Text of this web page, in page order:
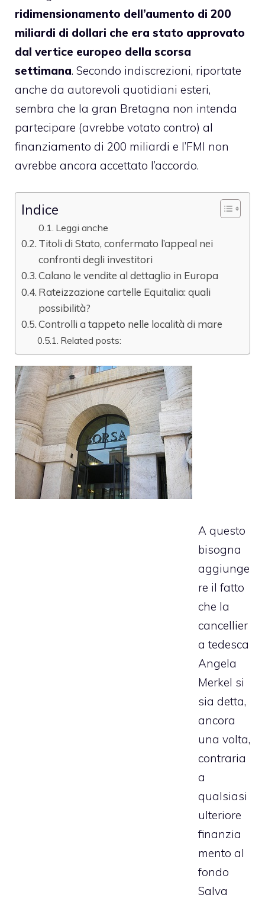
ridimensionamento dell’aumento di 200
miliardi di dollari che era stato approvato
dal vertice europeo della scorsa
settimana. Secondo indiscrezioni, riportate
anche da autorevoli quotidiani esteri,
sembra che la gran Bretagna non intenda
partecipare (avrebbe votato contro) al
finanziamento di 200 miliardi e l’FMI non
avrebbe ancora accettato l’accordo.
Indice
Leggi anche
Titoli di Stato, confermato l’appeal nei
confronti degli investitori
Calano le vendite al dettaglio in Europa
Rateizzazione cartelle Equitalia: quali
possibilità?
Controlli a tappeto nelle località di mare
Related posts:
A questo
bisogna
aggiunge
re il fatto
che la
cancellier
a tedesca
Angela
Merkel si
sia detta,
ancora
una volta,
contraria
a
qualsiasi
ulteriore
finanzia
mento al
fondo
Salva